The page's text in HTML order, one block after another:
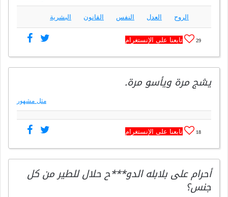
الروح العدل النفس القانون البشرية
29 تابعنا على الإنستغرام
يشج مرة ويأسو مرة.
مثل مشهور
18 تابعنا على الإنستغرام
أحرام على بلابله الدو***ح حلال للطير من كل
جنس؟